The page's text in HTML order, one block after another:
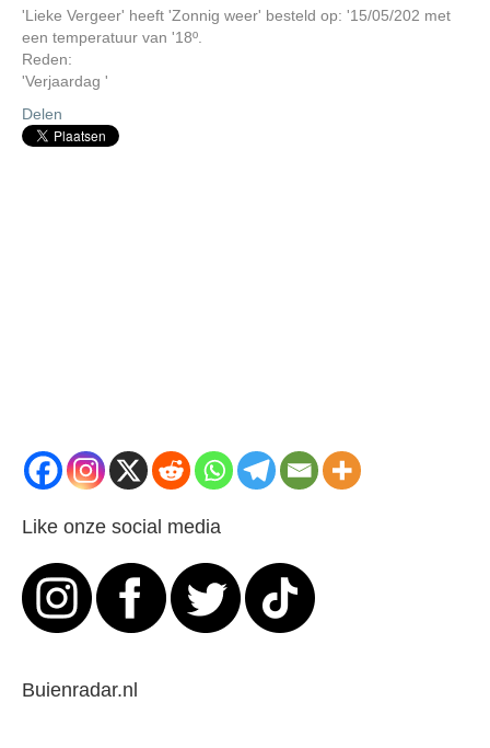
'Lieke Vergeer' heeft 'Zonnig weer' besteld op: '15/05/202 met
een temperatuur van '18º.
Reden:
'Verjaardag '
Delen
Like onze social media
Buienradar.nl